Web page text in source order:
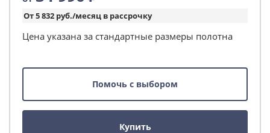
От 5 832 руб./месяц в рассрочку
Цена указана за стандартные размеры полотна
Помочь с выбором
Купить